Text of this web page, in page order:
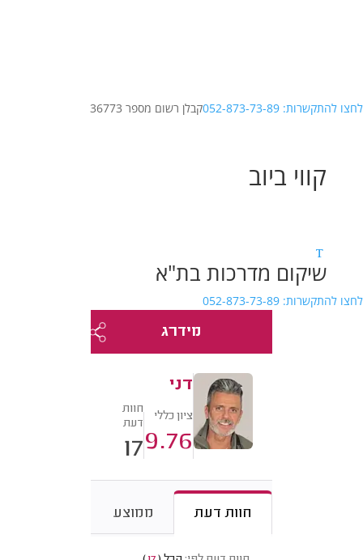
לחצו להתקשרות: 052-873-73-89 קבלן רשום מספר 36773
קווי ביוב
שיקום מדרכות בת"א
לחצו להתקשרות: 052-873-73-89